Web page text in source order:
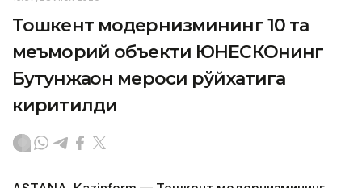
Тошкент модернизмининг 10 та
меъморий объекти ЮНEСКОнинг
Бутунжаҳон мероси рўйхатига
киритилди